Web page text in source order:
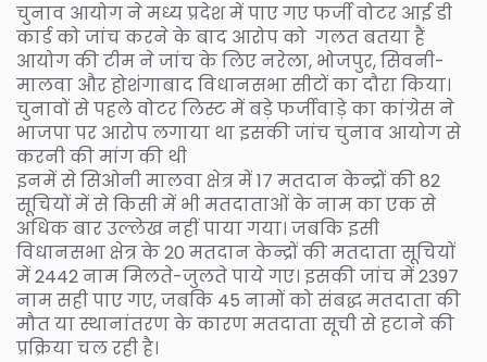
चुनाव आयोग ने मध्य प्रदेश में पाए गए फर्जी वोटर आई डी
कार्ड को जांच करने के बाद आरोप को गलत बतया हैं
आयोग की टीम ने जांच के लिए नरेला, भोजपुर, सिवनी-
मालवा और होशंगाबाद विधानसभा सीटों का दौरा किया।
चुनावों से पहले वोटर लिस्ट में बड़े फर्जीवाड़े का कांग्रेस ने
भाजपा पर आरोप लगाया था इसकी जांच चुनाव आयोग से
करनी की मांग की थी
इनमें से सिओनी मालवा क्षेत्र में 17 मतदान केन्द्रों की 82
सूचियों में से किसी में भी मतदाताओं के नाम का एक से
अधिक बार उल्लेख नहीं पाया गया। जबकि इसी
विधानसभा क्षेत्र के 20 मतदान केन्द्रों की मतदाता सूचियों
में 2442 नाम मिलते-जुलते पाये गए। इसकी जांच में 2397
नाम सही पाए गए, जबकि 45 नामों को संबद्ध मतदाता की
मौत या स्थानांतरण के कारण मतदाता सूची से हटाने की
प्रक्रिया चल रही है।